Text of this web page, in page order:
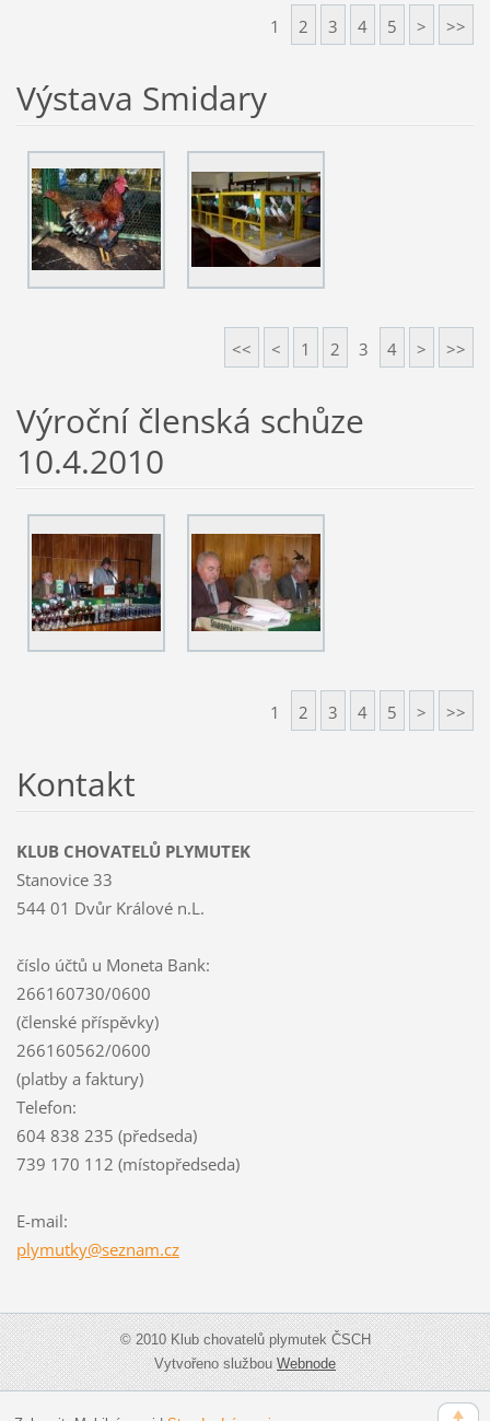
1 2 3 4 5 > >>
Výstava Smidary
<< < 1 2 3 4 > >>
Výroční členská schůze
10.4.2010
1 2 3 4 5 > >>
Kontakt
KLUB CHOVATELŮ PLYMUTEK
Stanovice 33
544 01 Dvůr Králové n.L.
číslo účtů u Moneta Bank:
266160730/0600
(členské příspěvky)
266160562/0600
(platby a faktury)
Telefon:
604 838 235 (předseda)
739 170 112 (místopředseda)
E-mail:
plymutky@seznam.cz
© 2010 Klub chovatelů plymutek ČSCH
Vytvořeno službouWebnode